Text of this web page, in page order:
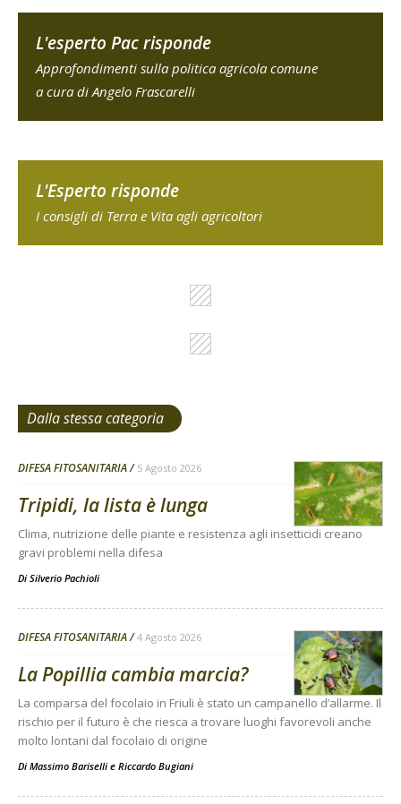
L'esperto Pac risponde
Approfondimenti sulla politica agricola comune
a cura di Angelo Frascarelli
L'Esperto risponde
I consigli di Terra e Vita agli agricoltori
Dalla stessa categoria
DIFESA FITOSANITARIA 5 Agosto 2026
Tripidi, la lista è lunga
Clima, nutrizione delle piante e resistenza agli insetticidi creano
gravi problemi nella difesa
Di Silverio Pachioli
DIFESA FITOSANITARIA 4 Agosto 2026
La Popillia cambia marcia?
La comparsa del focolaio in Friuli è stato un campanello d’allarme. Il
rischio per il futuro è che riesca a trovare luoghi favorevoli anche
molto lontani dal focolaio di origine
Di Massimo Bariselli e Riccardo Bugiani